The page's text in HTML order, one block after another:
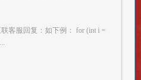
客服回复：如下例： for (int i =